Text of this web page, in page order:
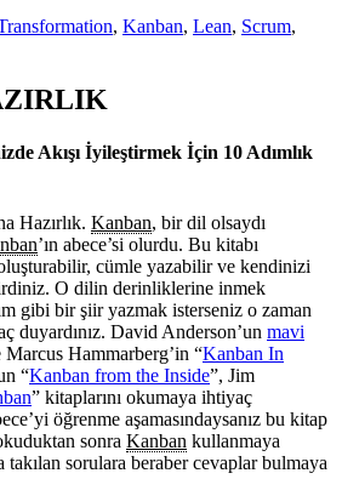
, Kanban, Lean, Scrum,
Akışı İyileştirmek İçin 10 Adımlık
Hazırlık. Kanban, bir dil olsaydı
’ın abece’si olurdu. Bu kitabı
cümle yazabilir ve kendinizi
O dilin derinliklerine inmek
gibi bir şiir yazmak isterseniz o zaman
duyardınız. David Anderson’un mavi
Hammarberg’in “Kanban In
“Kanban from the Inside”, Jim
” kitaplarını okumaya ihtiyaç
öğrenme aşamasındaysanız bu kitap
sonra Kanban kullanmaya
takılan sorulara beraber cevaplar bulmaya